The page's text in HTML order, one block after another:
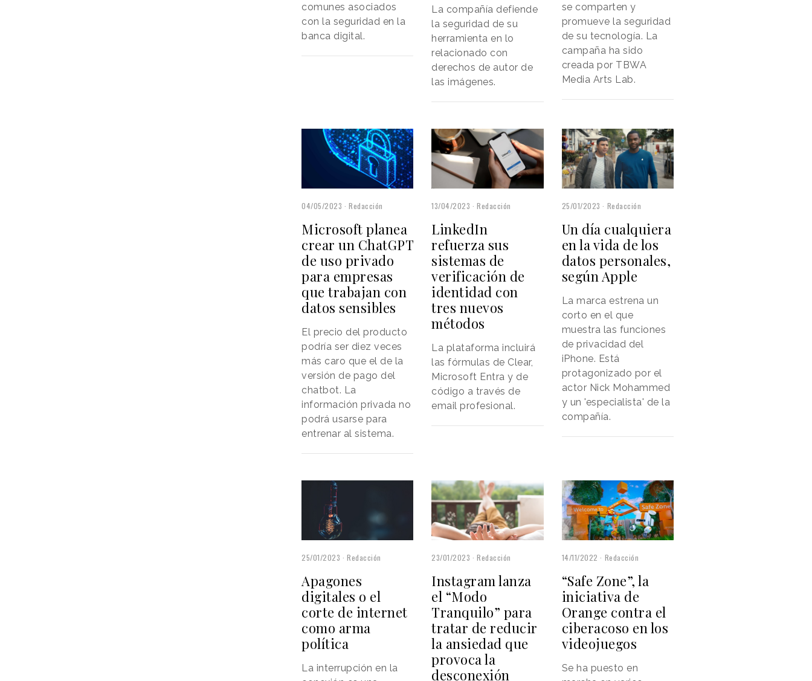
comunes asociados
con la seguridad en la
banca digital.
La compañía defiende
la seguridad de su
herramienta en lo
relacionado con
derechos de autor de
las imágenes.
se comparten y
promueve la seguridad
de su tecnología. La
campaña ha sido
creada por TBWA
Media Arts Lab.
04/05/2023 Redacción
Microsoft planea
crear un ChatGPT
de uso privado
para empresas
que trabajan con
datos sensibles
El precio del producto
podría ser diez veces
más caro que el de la
versión de pago del
chatbot. La
información privada no
podrá usarse para
entrenar al sistema.
13/04/2023 Redacción
LinkedIn
refuerza sus
sistemas de
verificación de
identidad con
tres nuevos
métodos
La plataforma incluirá
las fórmulas de Clear,
Microsoft Entra y de
código a través de
email profesional.
25/01/2023 Redacción
Un día cualquiera
en la vida de los
datos personales,
según Apple
La marca estrena un
corto en el que
muestra las funciones
de privacidad del
iPhone. Está
protagonizado por el
actor Nick Mohammed
y un 'especialista' de la
compañía.
25/01/2023 Redacción
Apagones
digitales o el
corte de internet
como arma
política
La interrupción en la
23/01/2023 Redacción
Instagram lanza
el “Modo
Tranquilo” para
tratar de reducir
la ansiedad que
provoca la
desconexión
14/11/2022 Redacción
“Safe Zone”, la
iniciativa de
Orange contra el
ciberacoso en los
videojuegos
Se ha puesto en